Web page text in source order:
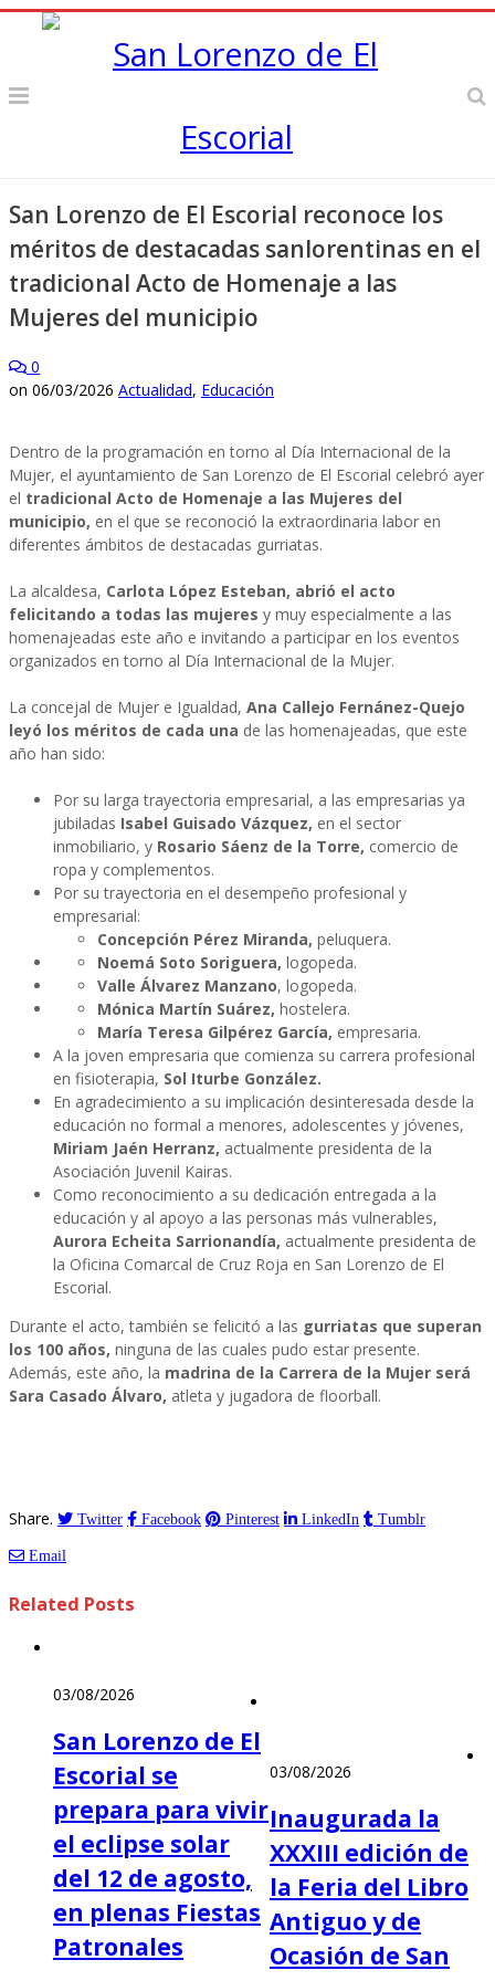
San Lorenzo de El Escorial reconoce los
méritos de destacadas sanlorentinas en el
tradicional Acto de Homenaje a las
Mujeres del municipio
0
on 06/03/2026 Actualidad, Educación
Dentro de la programación en torno al Día Internacional de la
Mujer, el ayuntamiento de San Lorenzo de El Escorial celebró ayer
el tradicional Acto de Homenaje a las Mujeres del
municipio, en el que se reconoció la extraordinaria labor en
diferentes ámbitos de destacadas gurriatas.
La alcaldesa, Carlota López Esteban, abrió el acto
felicitando a todas las mujeres y muy especialmente a las
homenajeadas este año e invitando a participar en los eventos
organizados en torno al Día Internacional de la Mujer.
La concejal de Mujer e Igualdad, Ana Callejo Fernánez-Quejo
leyó los méritos de cada una de las homenajeadas, que este
año han sido:
Por su larga trayectoria empresarial, a las empresarias ya
jubiladas Isabel Guisado Vázquez, en el sector
inmobiliario, y Rosario Sáenz de la Torre, comercio de
ropa y complementos.
Por su trayectoria en el desempeño profesional y
empresarial:
Concepción Pérez Miranda, peluquera.
Noemá Soto Soriguera, logopeda.
Valle Álvarez Manzano, logopeda.
Mónica Martín Suárez, hostelera.
María Teresa Gilpérez García, empresaria.
A la joven empresaria que comienza su carrera profesional
en fisioterapia, Sol Iturbe González.
En agradecimiento a su implicación desinteresada desde la
educación no formal a menores, adolescentes y jóvenes,
Miriam Jaén Herranz, actualmente presidenta de la
Asociación Juvenil Kairas.
Como reconocimiento a su dedicación entregada a la
educación y al apoyo a las personas más vulnerables,
Aurora Echeita Sarrionandía, actualmente presidenta de
la Oficina Comarcal de Cruz Roja en San Lorenzo de El
Escorial.
Durante el acto, también se felicitó a las gurriatas que superan
los 100 años, ninguna de las cuales pudo estar presente.
Además, este año, la madrina de la Carrera de la Mujer será
Sara Casado Álvaro, atleta y jugadora de floorball.
Share. Twitter Facebook Pinterest LinkedIn Tumblr
Email
Related Posts
03/08/2026
San Lorenzo de El
Escorial se
prepara para vivir
el eclipse solar
del 12 de agosto,
en plenas Fiestas
Patronales
03/08/2026
Inaugurada la
XXXIII edición de
la Feria del Libro
Antiguo y de
Ocasión de San